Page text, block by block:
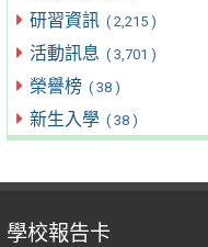
研習資訊 ( 2,215 )
活動訊息 ( 3,701 )
榮譽榜 ( 38 )
新生入學 ( 38 )
學校報告卡